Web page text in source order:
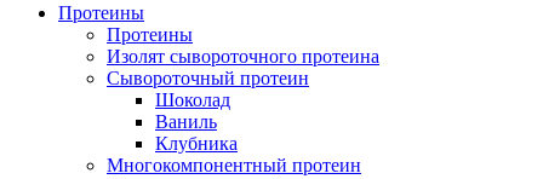
Протеины
Протеины
Изолят сывороточного протеина
Сывороточный протеин
Шоколад
Ваниль
Клубника
Многокомпонентный протеин